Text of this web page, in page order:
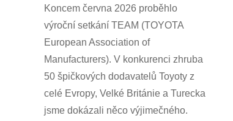
Koncem června 2026 proběhlo
výroční setkání TEAM (TOYOTA
European Association of
Manufacturers). V konkurenci zhruba
50 špičkových dodavatelů Toyoty z
celé Evropy, Velké Británie a Turecka
jsme dokázali něco výjimečného.